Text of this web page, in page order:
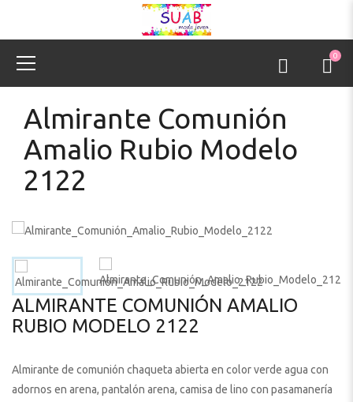
0
Almirante Comunión
Amalio Rubio Modelo
2122
ALMIRANTE COMUNIÓN AMALIO
RUBIO MODELO 2122
Almirante de comunión chaqueta abierta en color verde agua con
adornos en arena, pantalón arena, camisa de lino con pasamanería